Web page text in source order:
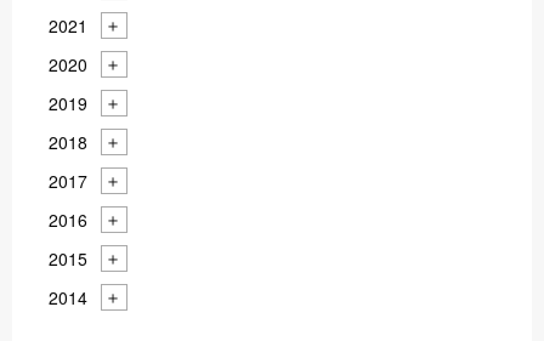
2021
2020
2019
2018
2017
2016
2015
2014